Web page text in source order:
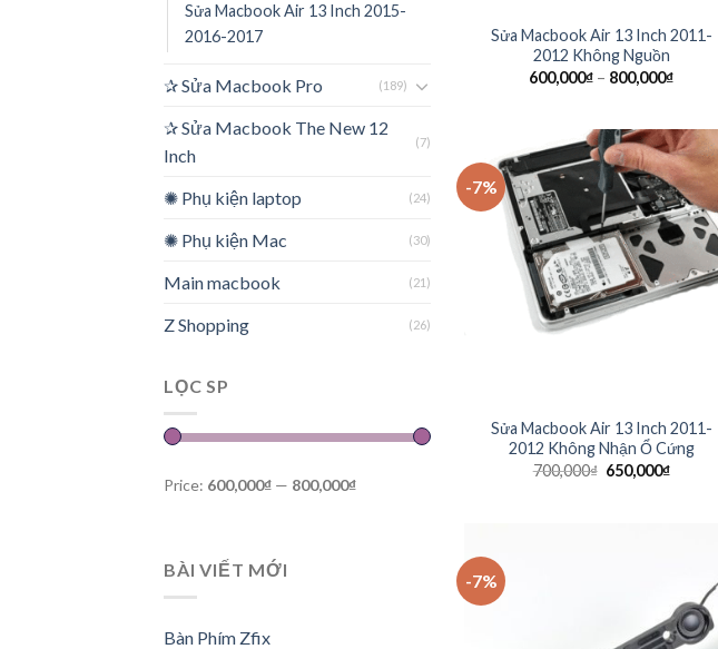
Sửa Macbook Air 13 Inch 2015-
2016-2017
✰ Sửa Macbook Pro (189)
✰ Sửa Macbook The New 12
Inch
(7)
✺ Phụ kiện laptop (24)
✺ Phụ kiện Mac (30)
Main macbook (21)
Z Shopping (26)
LỌC SP
Price: 600,000₫ — 800,000₫
BÀI VIẾT MỚI
Bàn Phím Zfix
Sửa Macbook Air 13 Inch 2011-
2012 Không Nguồn
600,000₫ – 800,000₫
-7%
Sửa Macbook Air 13 Inch 2011-
2012 Không Nhận Ổ Cứng
700,000₫ 650,000₫
-7%